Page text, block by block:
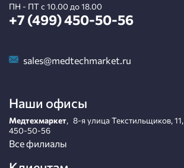
ПН - ПТ с 10.00 до 18.00
+7 (499) 450-50-56
sales@medtechmarket.ru
Наши офисы
Медтехмаркет, 8-я улица Текстильщиков, 11,
450-50-56
Все филиалы